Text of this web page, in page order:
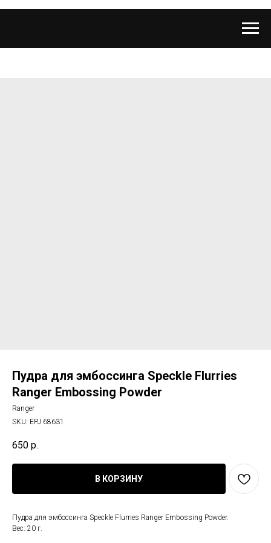
Пудра для эмбоссинга Speckle Flurries
Ranger Embossing Powder
Ranger
SKU: EPJ 68631
650 р.
В КОРЗИНУ
Пудра для эмбоссинга Speckle Flurries Ranger Embossing Powder.
Вес: 20 г.